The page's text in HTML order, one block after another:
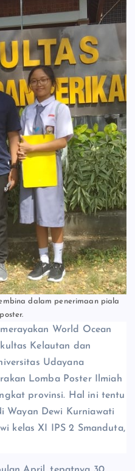
dalam penerimaan piala
World Ocean
Kelautan dan
Udayana
Lomba Poster Ilmiah
provinsi. Hal ini tentu
Wayan Dewi Kurniawati
kelas XI IPS 2 Smanduta,